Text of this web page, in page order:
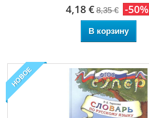
4,18 € 8,35 € -50%
В корзину
НОВОЕ